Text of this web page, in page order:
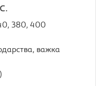
380, 400
важка